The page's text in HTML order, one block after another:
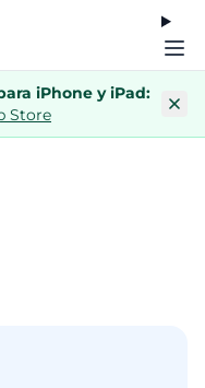
iPhone y iPad:
Store